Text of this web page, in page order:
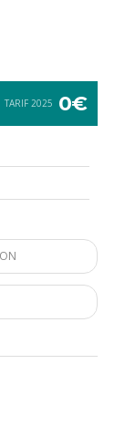
TARIF 2025 0€